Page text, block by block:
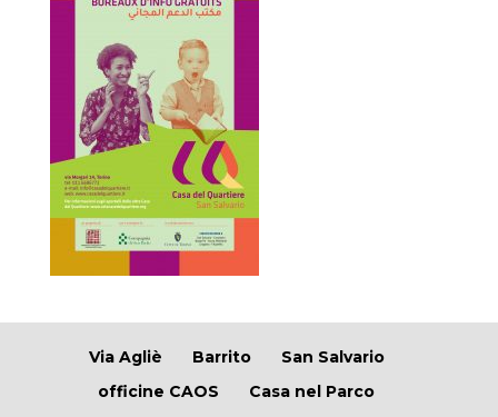
Via Agliè Barrito
San Salvario
officine CAOS
Casa nel Parco